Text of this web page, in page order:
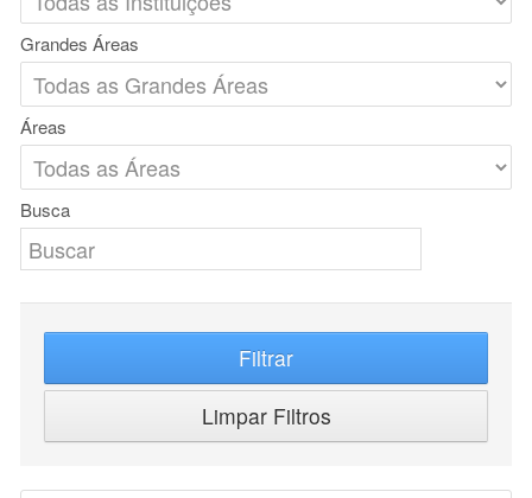
Grandes Áreas
Áreas
Busca
Filtrar
Limpar Filtros